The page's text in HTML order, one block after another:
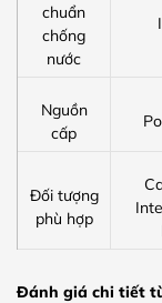
chuẩn
chống
nước
Nguồn
cấp
Đối tượng
phù hợp
Đánh giá chi tiết